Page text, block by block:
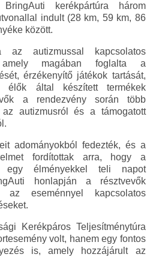
kerékpártúra három
indult (28 km, 59 km, 86
között.
az autizmussal kapcsolatos
magában foglalta a
érzékenyítő játékok tartását,
élők által készített termékek
a rendezvény során több
autizmusról és a támogatott
adományokból fedezték, és a
fordítottak arra, hogy a
egy élményekkel teli napot
honlapján a résztvevők
az eseménnyel kapcsolatos
Kerékpáros Teljesítménytúra
volt, hanem egy fontos
is, amely hozzájárult az